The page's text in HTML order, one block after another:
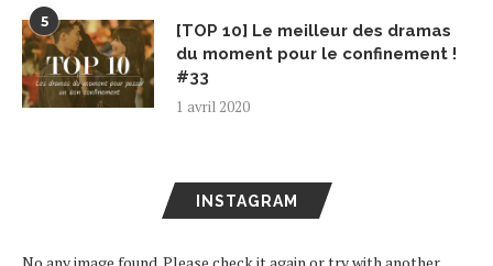
5
[TOP 10] Le meilleur des dramas
du moment pour le confinement !
#33
1 avril 2020
INSTAGRAM